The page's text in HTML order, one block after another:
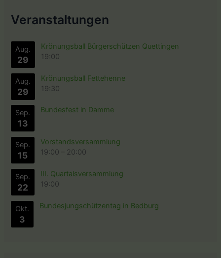
Veranstaltungen
Aug.
29
Krönungsball Bürgerschützen Quettingen
19:00
Aug.
29
Krönungsball Fettehenne
19:30
Sep.
13
Bundesfest in Damme
Sep.
15
Vorstandsversammlung
19:00 – 20:00
Sep.
22
III. Quartalsversammlung
19:00
Okt.
3
Bundesjungschützentag in Bedburg